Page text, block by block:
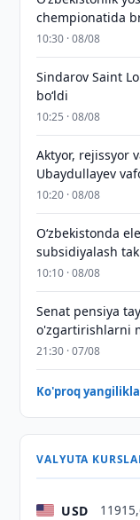
chempionatida
10:30 · 08/08
Sindarov Saint
bo‘ldi
10:25 · 08/08
Aktyor, rejissyor
Ubaydullayev
10:20 · 08/08
O‘zbekistonda
subsidiyalash
10:10 · 08/08
Senat pensiya
o'zgartirishlarni
21:30 · 07/08
Ko'proq
VALYUTA
USD